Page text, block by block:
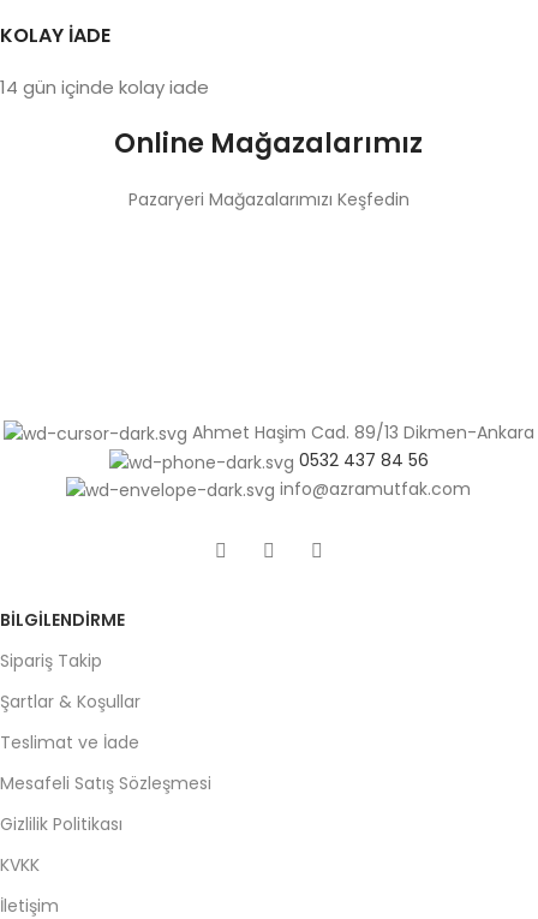
KOLAY İADE
14 gün içinde kolay iade
Online Mağazalarımız
Pazaryeri Mağazalarımızı Keşfedin
Ahmet Haşim Cad. 89/13 Dikmen-Ankara
0532 437 84 56
info@azramutfak.com
BILGILENDIRME
Sipariş Takip
Şartlar & Koşullar
Teslimat ve İade
Mesafeli Satış Sözleşmesi
Gizlilik Politikası
KVKK
İletişim